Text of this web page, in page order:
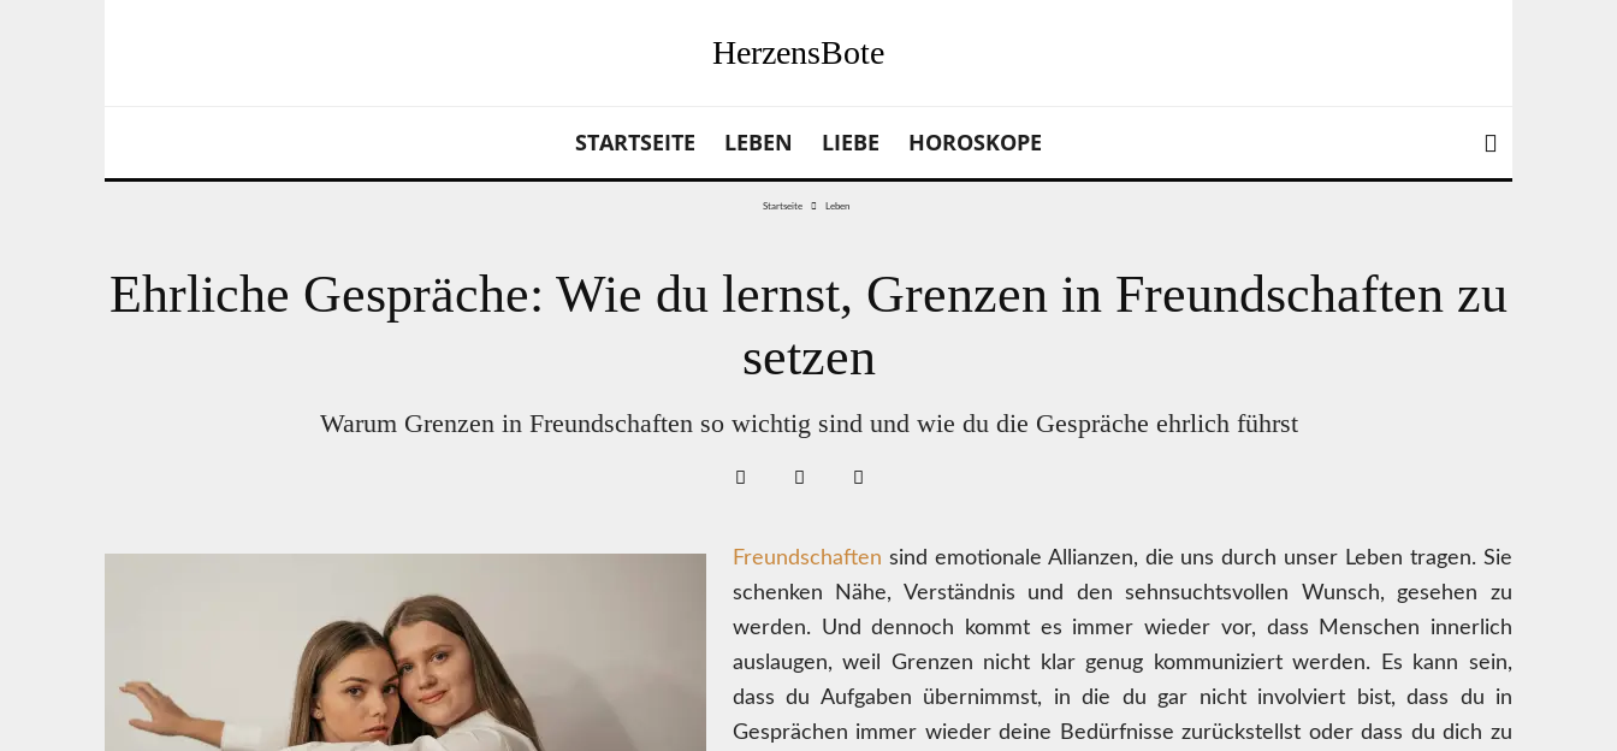
HerzensBote
STARTSEITE LEBEN LIEBE HOROSKOPE
Startseite Leben
Ehrliche Gespräche: Wie du lernst, Grenzen in Freundschaften zu
setzen
Warum Grenzen in Freundschaften so wichtig sind und wie du die Gespräche ehrlich führst
Freundschaften sind emotionale Allianzen, die uns durch unser Leben tragen. Sie
schenken Nähe, Verständnis und den sehnsuchtsvollen Wunsch, gesehen zu
werden. Und dennoch kommt es immer wieder vor, dass Menschen innerlich
auslaugen, weil Grenzen nicht klar genug kommuniziert werden. Es kann sein,
dass du Aufgaben übernimmst, in die du gar nicht involviert bist, dass du in
Gesprächen immer wieder deine Bedürfnisse zurückstellst oder dass du dich zu